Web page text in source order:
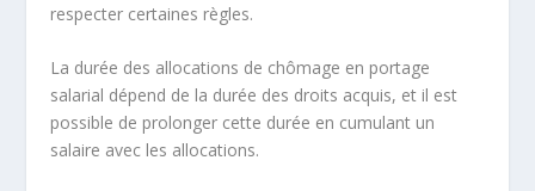
respecter certaines règles.
La durée des allocations de chômage en portage
salarial dépend de la durée des droits acquis, et il est
possible de prolonger cette durée en cumulant un
salaire avec les allocations.